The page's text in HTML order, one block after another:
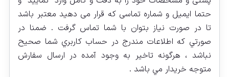
حتما ايميل و شماره تماسی که قرار می دهید معتبر باشد
تا در صورت نیاز بتوان با شما تماس گرفت . ضمنا در
صورتي كه اطلاعات مندرج در حساب كاربري شما صحيح
نباشد ،‌ هرگونه تاخير به وجود آمده در ارسال سفارش
متوجه خريدار مي باشد .